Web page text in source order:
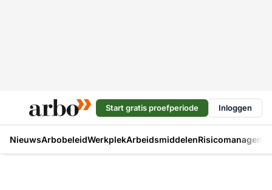
Start gratis proefperiode Inloggen
NieuwsArbobeleidWerkplekArbeidsmiddelen